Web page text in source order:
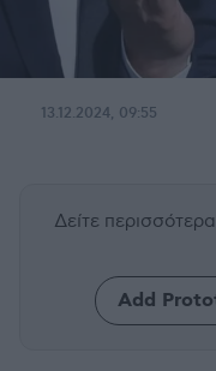
13.12.2024, 09:55
Δείτε
Add